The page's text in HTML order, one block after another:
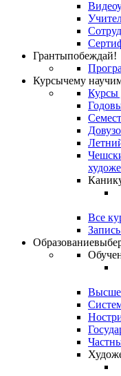
Грантыпобеждай!
Курсычему
Курсы
Все
Образование